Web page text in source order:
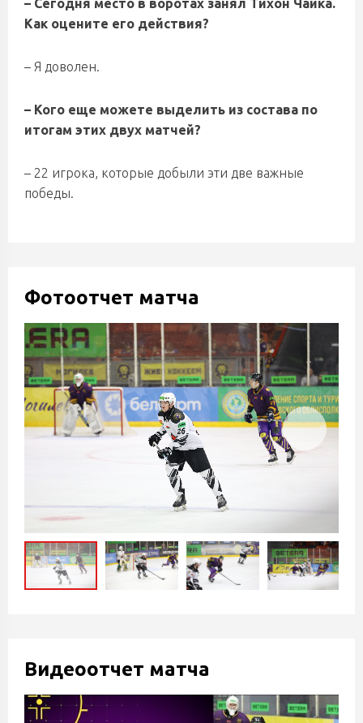
– Сегодня место в воротах занял Тихон Чайка.
Как оцените его действия?
– Я доволен.
– Кого еще можете выделить из состава по
итогам этих двух матчей?
– 22 игрока, которые добыли эти две важные
победы.
Фотоотчет матча
Видеоотчет матча